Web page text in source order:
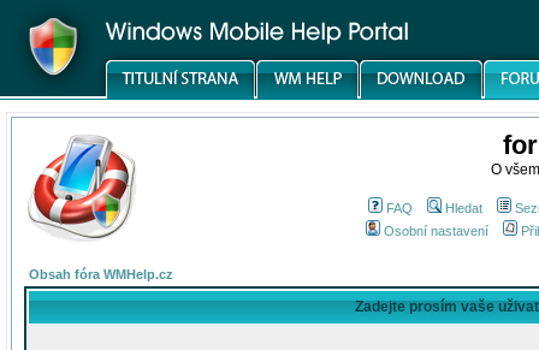
O
FAQ Hledat
Osobní nastavení
Obsah fóra WMHelp.cz
Zadejte prosím vaše